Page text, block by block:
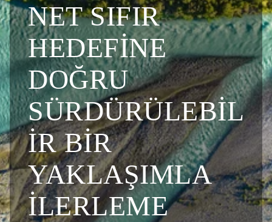
NET SIFIR
HEDEFINE
DOĞRU
SÜRDÜRÜLEBIL
IR BIR
YAKLAŞIMLA
İLERLEME